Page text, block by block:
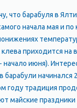
что барабуля в
начала мая и по
приходится на
начало июня).
барабули начинался
году традиция
майские